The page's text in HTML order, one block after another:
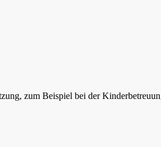
zum Beispiel bei der